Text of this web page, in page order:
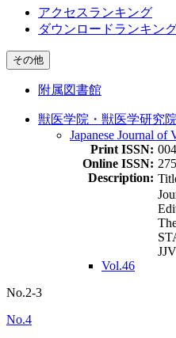
アクセスランキング
ダウンロードランキン
その他
附属図書館
獣医学院・獣医学研究院
Japanese Journal of
Print ISSN:
Online ISSN:
Description:
Vol.46
No.2-3
No.4